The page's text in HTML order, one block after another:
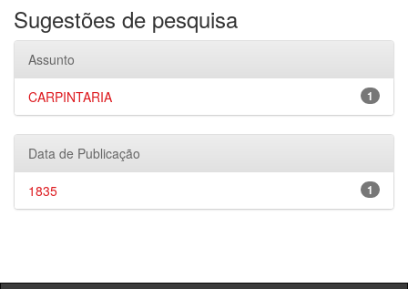
Sugestões de pesquisa
Assunto
1
CARPINTARIA
Data de Publicação
1
1835